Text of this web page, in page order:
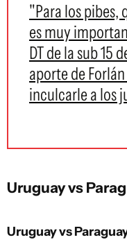
"Para los pibes,
es muy
DT de la sub 15
aporte de
inculcarle a los
Uruguay vs
Uruguay vs